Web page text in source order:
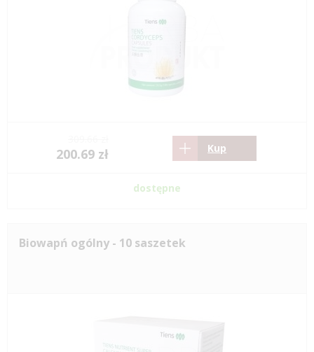
200.69 zł Kup
dostępne
Biowapń ogólny - 10 saszetek